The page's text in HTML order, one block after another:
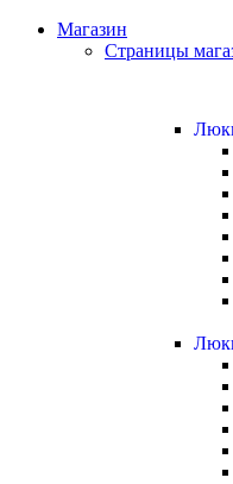
Магазин
Страницы